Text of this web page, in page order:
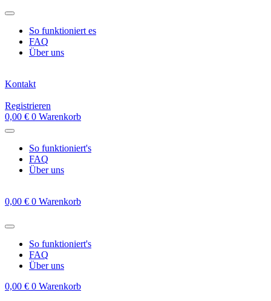
Zum
springenSo funktioniert es
FAQ
Über uns
Kontakt
Registrieren
0,00 € 0 Warenkorb
So funktioniert's
FAQ
Über uns
0,00 € 0 Warenkorb
So funktioniert's
FAQ
Über uns
0,00 € 0 Warenkorb